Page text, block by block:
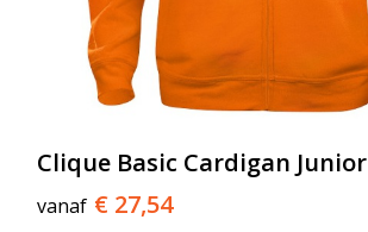
Clique Basic Cardigan Junior
vanaf € 27,54